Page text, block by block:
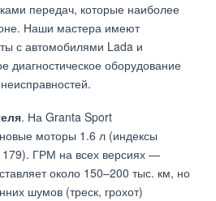
передач, которые наиболее
Наши мастера имеют
с автомобилями Lada и
диагностическое оборудование
. На Granta Sport
моторы 1.6 л (индексы
ГРМ на всех версиях —
около 150–200 тыс. км, но
шумов (треск, грохот)